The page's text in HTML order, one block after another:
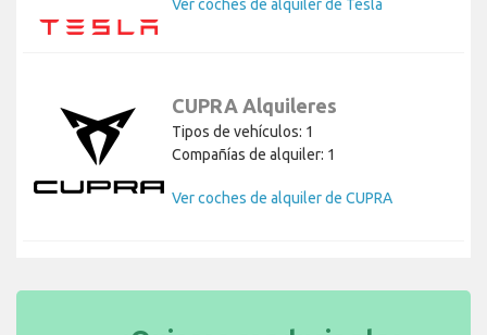
Ver coches de alquiler de Tesla
CUPRA Alquileres
Tipos de vehículos: 1
Compañías de alquiler: 1
Ver coches de alquiler de CUPRA